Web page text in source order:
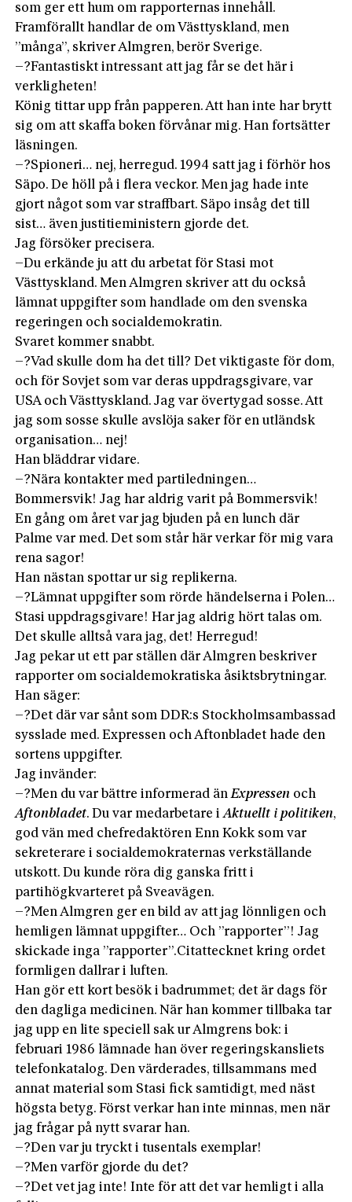
som ger ett hum om rapporternas innehåll.
Framförallt handlar de om Västtyskland, men
”många”, skriver Almgren, berör Sverige.
–?Fantastiskt intressant att jag får se det här i
verkligheten!
König tittar upp från papperen. Att han inte har brytt
sig om att skaffa boken förvånar mig. Han fortsätter
läsningen.
–?Spioneri… nej, herregud. 1994 satt jag i förhör hos
Säpo. De höll på i flera veckor. Men jag hade inte
gjort något som var straffbart. Säpo insåg det till
sist… även justitieministern gjorde det.
Jag försöker precisera.
–Du erkände ju att du arbetat för Stasi mot
Västtyskland. Men Almgren skriver att du också
lämnat uppgifter som handlade om den svenska
regeringen och socialdemokratin.
Svaret kommer snabbt.
–?Vad skulle dom ha det till? Det viktigaste för dom,
och för Sovjet som var deras uppdragsgivare, var
USA och Västtyskland. Jag var övertygad sosse. Att
jag som sosse skulle avslöja saker för en utländsk
organisation… nej!
Han bläddrar vidare.
–?Nära kontakter med partiledningen…
Bommersvik! Jag har aldrig varit på Bommersvik!
En gång om året var jag bjuden på en lunch där
Palme var med. Det som står här verkar för mig vara
rena sagor!
Han nästan spottar ur sig replikerna.
–?Lämnat uppgifter som rörde händelserna i Polen…
Stasi uppdragsgivare! Har jag aldrig hört talas om.
Det skulle alltså vara jag, det! Herregud!
Jag pekar ut ett par ställen där Almgren beskriver
rapporter om socialdemokratiska åsiktsbrytningar.
Han säger:
–?Det där var sånt som DDR:s Stockholmsambassad
sysslade med. Expressen och Aftonbladet hade den
sortens uppgifter.
Jag invänder:
–?Men du var bättre informerad änExpressen och
Aftonbladet. Du var medarbetare iAktuellt i politiken,
god vän med chefredaktören Enn Kokk som var
sekreterare i socialdemokraternas verkställande
utskott. Du kunde röra dig ganska fritt i
partihögkvarteret på Sveavägen.
–?Men Almgren ger en bild av att jag lönnligen och
hemligen lämnat uppgifter… Och ”rapporter”! Jag
skickade inga ”rapporter”.Citattecknet kring ordet
formligen dallrar i luften.
Han gör ett kort besök i badrummet; det är dags för
den dagliga medicinen. När han kommer tillbaka tar
jag upp en lite speciell sak ur Almgrens bok: i
februari 1986 lämnade han över regeringskansliets
telefonkatalog. Den värderades, tillsammans med
annat material som Stasi fick samtidigt, med näst
högsta betyg. Först verkar han inte minnas, men när
jag frågar på nytt svarar han.
–?Den var ju tryckt i tusentals exemplar!
–?Men varför gjorde du det?
–?Det vet jag inte! Inte för att det var hemligt i alla